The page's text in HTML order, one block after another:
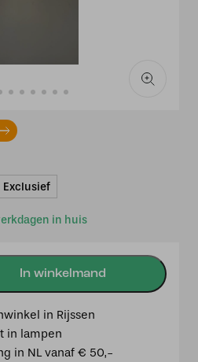
in huis
Exclusief
in Rijssen
in lampen
in NL vanaf € 50,-